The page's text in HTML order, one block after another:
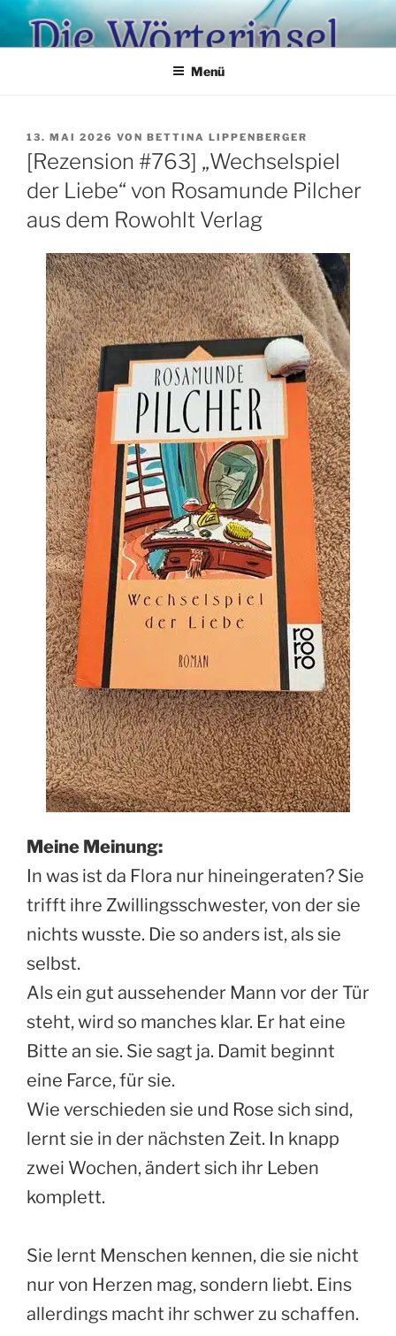
Zum
Inhalt
springen
Menü
VERÖFFENTLICHT
AM
13. MAI 2026 VON BETTINA LIPPENBERGER
[Rezension #763] „Wechselspiel
der Liebe“ von Rosamunde Pilcher
aus dem Rowohlt Verlag
Meine Meinung:
In was ist da Flora nur hineingeraten? Sie
trifft ihre Zwillingsschwester, von der sie
nichts wusste. Die so anders ist, als sie
selbst.
Als ein gut aussehender Mann vor der Tür
steht, wird so manches klar. Er hat eine
Bitte an sie. Sie sagt ja. Damit beginnt
eine Farce, für sie.
Wie verschieden sie und Rose sich sind,
lernt sie in der nächsten Zeit. In knapp
zwei Wochen, ändert sich ihr Leben
komplett.
Sie lernt Menschen kennen, die sie nicht
nur von Herzen mag, sondern liebt. Eins
allerdings macht ihr schwer zu schaffen.